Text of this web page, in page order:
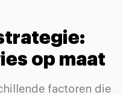
op maat
factoren die